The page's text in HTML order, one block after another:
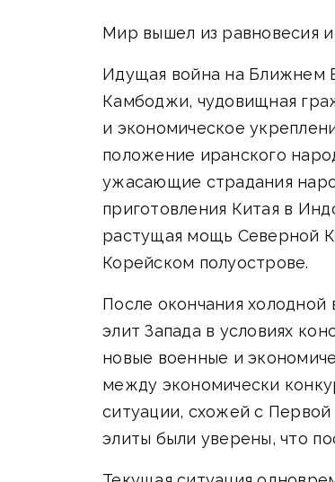
Мир вышел из равновесия
Идущая война на Ближнем
Камбоджи, чудовищная
и экономическое
положение иранского
ужасающие страдания
приготовления Китая в
растущая мощь Северной
Корейском полуострове.
После окончания
элит Запада в условиях
новые военные и
между экономически
ситуации, схожей с
элиты были уверены, что